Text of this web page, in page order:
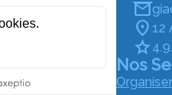
- Marseille
12
Nos